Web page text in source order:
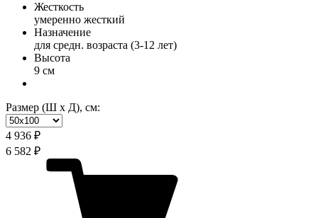
Жесткость
умеренно жесткий
Назначение
для средн. возраста (3-12 лет)
Высота
9 см
Размер (Ш х Д), см:
4 936 ₽
6 582 ₽